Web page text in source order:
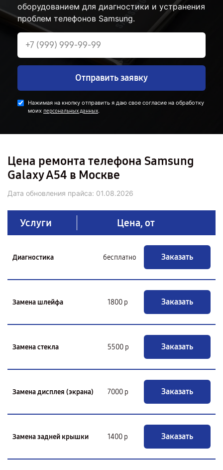
оборудованием для диагностики и устранения
проблем телефонов Samsung.
Отправить заявку
Нажимая на кнопку отправить я даю свое согласие на обработку
моих персональных данных.
Цена ремонта телефона Samsung
Galaxy A54 в Москве
Дата обновления прайса: 01.08.2026
Услуги Цена, от
Диагностика бесплатно Заказать
Замена шлейфа 1800 р Заказать
Замена стекла 5500 р Заказать
Замена дисплея (экрана) 7000 р Заказать
Замена задней крышки 1400 р Заказать